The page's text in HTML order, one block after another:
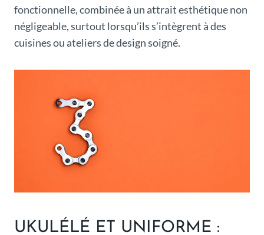
fonctionnelle, combinée à un attrait esthétique non
négligeable, surtout lorsqu’ils s’intègrent à des
cuisines ou ateliers de design soigné.
UKULÉLÉ ET UNIFORME :